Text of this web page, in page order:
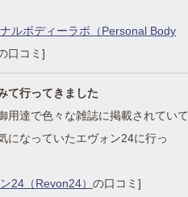
ルボディーラボ（Personal Body
口コミ]
て行ってきました
用達で色々な雑誌に掲載されていて
になっていたエヴォン24に行っ
24（Revon24） の口コミ]